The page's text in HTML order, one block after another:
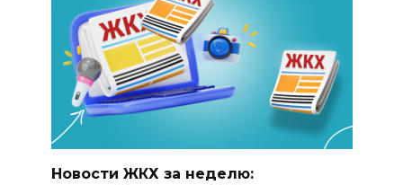
Новости ЖКХ за неделю: